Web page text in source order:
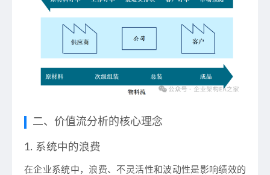
二、价值流分析的核心理念
1. 系统中的浪费
在企业系统中，浪费、不灵活性和波动性是影响绩效的